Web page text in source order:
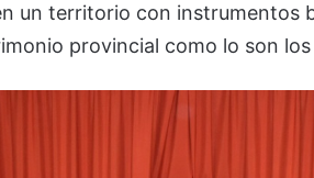
un territorio con instrumentos
provincial como lo son